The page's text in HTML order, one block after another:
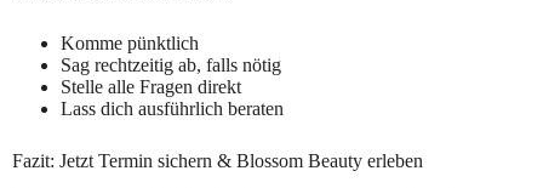
Komme pünktlich
Sag rechtzeitig ab, falls nötig
Stelle alle Fragen direkt
Lass dich ausführlich beraten
Fazit: Jetzt Termin sichern & Blossom Beauty erleben